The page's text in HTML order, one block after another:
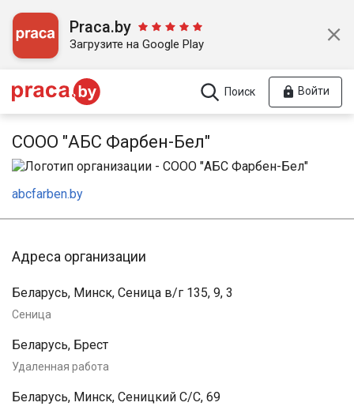
Praca.by
Загрузите на Google Play
Поиск Войти
СООО "АБС Фарбен-Бел"
abcfarben.by
Адреса организации
Беларусь, Минск, Сеница в/г 135, 9, 3
Сеница
Беларусь, Брест
Удаленная работа
Беларусь, Минск, Сеницкий С/С, 69